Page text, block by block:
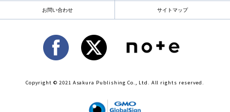
お問い合わせ サイトマップ
Copyright © 2021 Asakura Publishing Co., Ltd. All rights reserved.